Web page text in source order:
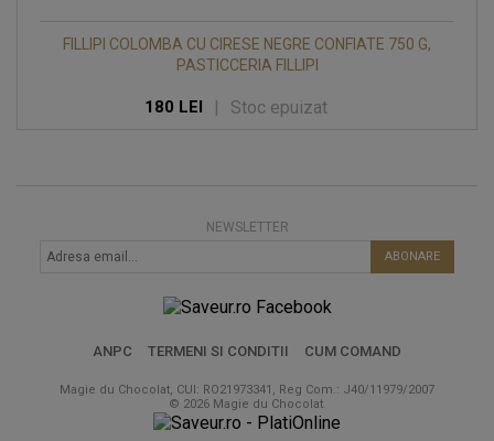
FILLIPI COLOMBA CU CIRESE NEGRE CONFIATE 750 G,
PASTICCERIA FILLIPI
180 LEI | Stoc epuizat
NEWSLETTER
ABONARE
ANPC TERMENI SI CONDITII CUM COMAND
Magie du Chocolat, CUI: RO21973341, Reg Com.: J40/11979/2007
© 2026 Magie du Chocolat.